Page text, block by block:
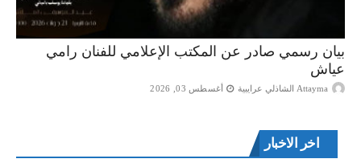
بيان رسمي صادر عن المكتب الإعلامي للفنان رامي
عياش
Attayma الشاذلي عرايبية أغسطس 03, 2026
اخر الاخبار